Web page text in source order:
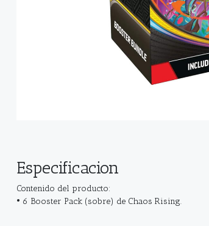
Especificacion
Contenido del producto:
• 6 Booster Pack (sobre) de Chaos Rising.